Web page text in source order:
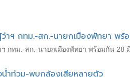
ว่าฯ กทม.-สก.-นายกเมืองพัทยา พ
ฯ กทม.-สก.-นายกเมืองพัทยา พร้อมกัน
ำท่วม-พบกล้องเสียหลายตัว